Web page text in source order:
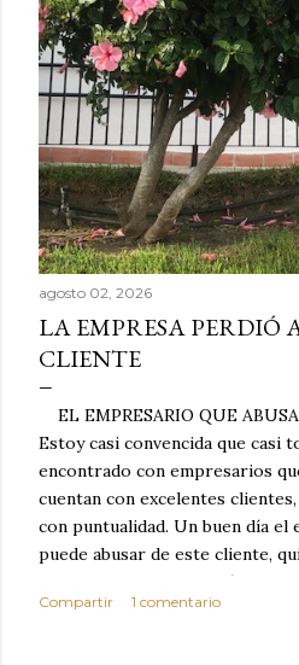
agosto 02, 2026
LA EMPRESA PERDIÓ
CLIENTE
EL EMPRESARIO QUE
Estoy casi convencida que casi
encontrado con empresarios
cuentan con excelentes
con puntualidad. Un buen día el
puede abusar de este cliente,
dinero porque la mayoría de
tarde y en ocasiones ni abonan
Compartir 1 comentario